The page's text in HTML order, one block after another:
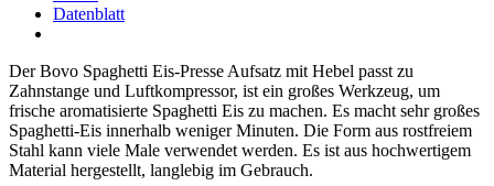
Datenblatt
Der Bovo Spaghetti Eis-Presse Aufsatz mit Hebel passt zu
Zahnstange und Luftkompressor, ist ein großes Werkzeug, um
frische aromatisierte Spaghetti Eis zu machen. Es macht sehr großes
Spaghetti-Eis innerhalb weniger Minuten. Die Form aus rostfreiem
Stahl kann viele Male verwendet werden. Es ist aus hochwertigem
Material hergestellt, langlebig im Gebrauch.